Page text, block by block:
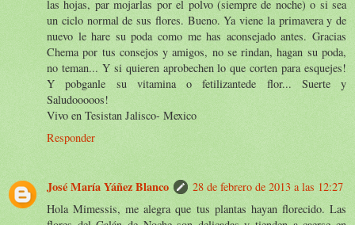
las hojas, par mojarlas por el polvo (siempre de noche) o si sea
un ciclo normal de sus flores. Bueno. Ya viene la primavera y de
nuevo le hare su poda como me has aconsejado antes. Gracias
Chema por tus consejos y amigos, no se rindan, hagan su poda,
no teman... Y si quieren aprobechen lo que corten para esquejes!
Y pobganle su vitamina o fetilizantede flor... Suerte y
Saludooooos!
Vivo en Tesistan Jalisco- Mexico
Responder
José María Yáñez Blanco
28 de febrero de 2013 a las 12:27
Hola Mimessis, me alegra que tus plantas hayan florecido. Las